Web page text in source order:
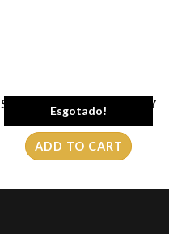
Esgotado!
Sapato WRANGLER SHARKY
ADD TO CART